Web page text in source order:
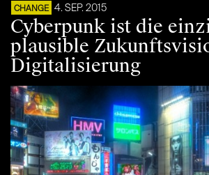
CHANGE 4. SEP. 2015
Cyberpunk ist die
plausible
Digitalisierung